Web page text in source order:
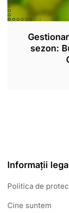
sezon:
Informații
Politica de
Cine suntem